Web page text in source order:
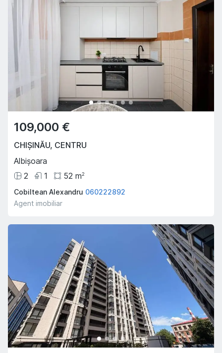
109,000 €
CHIȘINĂU, CENTRU
Albișoara
2
1 52 m2
Cobiltean Alexandru 060222892
Agent imobiliar